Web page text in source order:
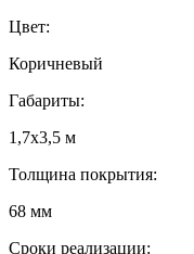
Цвет:
Коричневый
Габариты:
1,7х3,5 м
Толщина покрытия:
68 мм
Сроки реализации: